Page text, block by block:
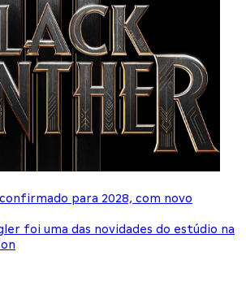
para 2028, com novo
foi uma das novidades do estúdio na